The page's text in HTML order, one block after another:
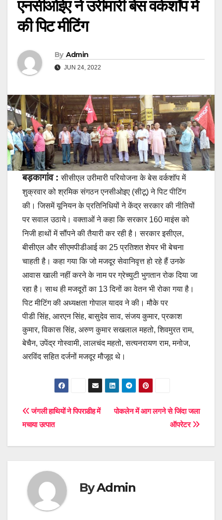
एनसीओईए ने उरीमारी बेस वर्कशॉप में
की पिट मीटिंग
By Admin
JUN 24, 2022
बड़कागांव : सीसीएल उरीमारी परियोजना के बेस वर्कशॉप में
शुक्रवार को श्रमिक संगठन एनसीओइए (सीटू) ने पिट पीटिंग
की। जिसमें यूनियन के प्रतिनिधियों ने केंद्र सरकार की नीतियों
पर सवाल उठाये। वक्ताओं ने कहा कि सरकार 160 माइंस को
निजी हाथों में सौंपने की तैयारी कर रही है। सरकार इसीएल,
बीसीएल और सीएमपीडीआई का 25 प्रतिशत शेयर भी बेचना
चाहती है। कहा गया कि जो मजदूर सेवानिवृत्त हो रहे हैं उनके
आवास खाली नहीं करने के नाम पर ग्रेच्युटी भुगतान रोक दिया जा
रहा है। साथ ही मजदूरों का 13 दिनों का वेतन भी रोका गया है।
पिट मीटिंग की अध्यक्षता गोपाल यादव ने की। मौके पर
पीडी सिंह, आरएन सिंह, बासुदेव साव, संजय कुमार, प्रकाश
कुमार, विकास सिंह, अरुण कुमार सखलाल महतो, शिवमुरत राम,
बेचैन, उपेंद्र गोस्वामी, लालचंद महतो, सत्यनरायण राम, मनोज,
अरविंद सहित दर्जनों मजदूर मौजूद थे।
Post
पोकलेन में आग लगने से जिंदा जला
ऑपरेटर
जंगली हाथियों ने पिपराडीह में
मचाया उत्पात
ByAdmin